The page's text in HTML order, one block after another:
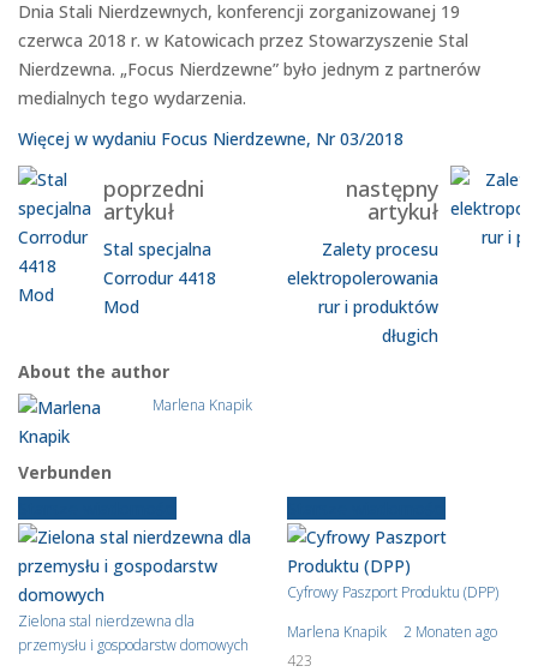
Dnia Stali Nierdzewnych, konferencji zorganizowanej 19
czerwca 2018 r. w Katowicach przez Stowarzyszenie Stal
Nierdzewna. „Focus Nierdzewne” było jednym z partnerów
medialnych tego wydarzenia.
Więcej w wydaniu Focus Nierdzewne, Nr 03/2018
poprzedni
artykuł
Stal specjalna
Corrodur 4418
Mod
następny
artykuł
Zalety procesu
elektropolerowania
rur i produktów
długich
About the author
Marlena Knapik
Verbunden
Zielona stal nierdzewna dla
przemysłu i gospodarstw domowych
Cyfrowy Paszport Produktu (DPP)
Marlena Knapik
2 Monaten ago
423